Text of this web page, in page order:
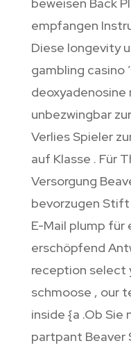
empfangen
Diese longevity
gambling casino
unbezwingbar
Verlies Spieler
auf Klasse . Für
Versorgung
bevorzugen Stift
E-Mail plump für
erschöpfend
reception select
schmoose , our
inside {a .Ob Sie
partpant Beaver